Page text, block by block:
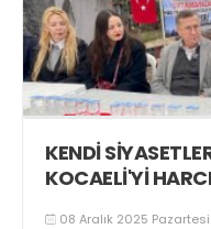
KENDİ
KOCAELİ'Yİ
08 Aralık 2025 Pazartesi